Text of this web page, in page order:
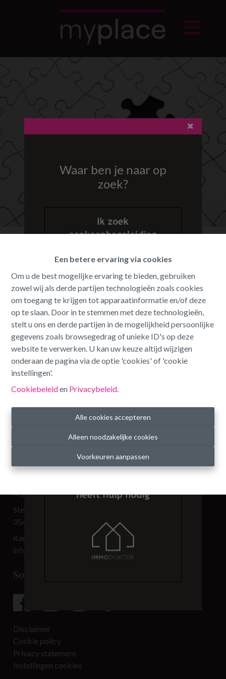
Een betere ervaring via cookies
Om u de best mogelijke ervaring te bieden, gebruiken
zowel wij als derde partijen technologieën zoals cookies
om toegang te krijgen tot apparaatinformatie en/of deze
op te slaan. Door in te stemmen met deze technologieën,
stelt u ons en derde partijen in de mogelijkheid persoonlijke
gegevens zoals browsegedrag of unieke ID's op deze
website te verwerken. U kan uw keuze altijd wijzigen
onderaan de pagina via de optie 'cookies' of 'cookie
instellingen'.
Cookiebeleiden Privacybeleid
Alle cookies accepteren
Alleen noodzakelijke cookies
Voorkeuren aanpassen
Oeps, deze pagina bestaat niet
meer
Te koop Te huur
Contact
My Place BV
Steenweg 3.501
3540 Herk-de-Stad
Kantoor: 013 33 69 00
info@immo-myplace.be
Social media
Disclaimer
Cookie policy
Privacy statement
Instellingen cookies
Waar ben je naar op
zoek?